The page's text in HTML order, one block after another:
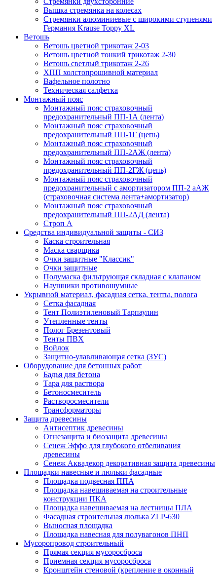
Вышка стремянка на колесах
Стремянки алюминиевые c широкими ступенями
Германия Krause Toppy XL
Ветошь
Ветошь цветной трикотаж 2-03
Ветошь цветной тонкий трикотаж 2-30
Ветошь светлый трикотаж 2-26
ХПП холстопрошивной материал
Вафельное полотно
Техническая салфетка
Монтажный пояс
Монтажный пояс страховочный
предохранительный ПП-1А (лента)
Монтажный пояс страховочный
предохранительный ПП-1Г (цепь)
Монтажный пояс страховочный
предохранительный ПП-2АЖ (лента)
Монтажный пояс страховочный
предохранительный ПП-2ГЖ (цепь)
Монтажный пояс страховочный
предохранительный с амортизатором ПП-2 аАЖ
(страховочная система лента+амортизатор)
Монтажный пояс страховочный
предохранительный ПП-2АД (лента)
Строп А
Средства индивидуальной защиты - СИЗ
Каска строительная
Маска сварщика
Очки защитные "Классик"
Очки защитные
Полумаска фильтрующая складная с клапаном
Наушники противошумные
Укрывной материал, фасадная сетка, тенты, полога
Сетка фасадная
Тент Полиэтиленовый Тарпаулин
Утепленные тенты
Полог Брезентовый
Тенты ПВХ
Войлок
Защитно-улавливающая сетка (ЗУС)
Оборудование для бетонных работ
Бадья для бетона
Тара для раствора
Бетоносмеситель
Растворосмесители
Трансформаторы
Защита древесины
Антисептик древесины
Огнезащита и биозащита древесины
Сенеж Эффо для глубокого отбеливания
древесины
Сенеж Аквадекор декоративная защита древесины
Площадки навесные и люльки фасадные
Площадка подвесная ППА
Площадка навешиваемая на строительные
конструкции ПКА
Площадка навешиваемая на лестницы ПЛА
Фасадная строительная люлька ZLP-630
Выносная площадка
Площадка навесная для полувагонов ПНП
Мусоропровод строительный
Прямая секция мусоросброса
Приемная секция мусоросброса
Кронштейн стеновой (крепление в оконный